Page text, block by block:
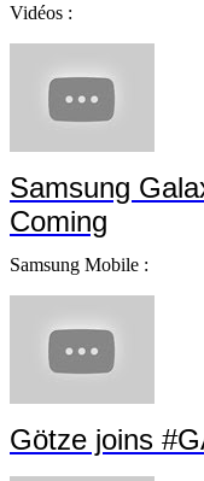
Vidéos :
Samsung
Coming
Samsung Mobile :
Götze joins